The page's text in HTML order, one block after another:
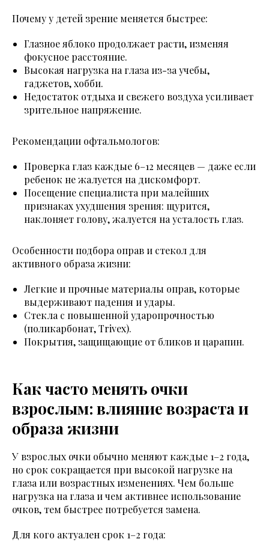
Почему у детей зрение меняется быстрее:
Глазное яблоко продолжает расти, изменяя
фокусное расстояние.
Высокая нагрузка на глаза из-за учебы,
гаджетов, хобби.
Недостаток отдыха и свежего воздуха усиливает
зрительное напряжение.
Рекомендации офтальмологов:
Проверка глаз каждые 6–12 месяцев — даже если
ребенок не жалуется на дискомфорт.
Посещение специалиста при малейших
признаках ухудшения зрения: щурится,
наклоняет голову, жалуется на усталость глаз.
Особенности подбора оправ и стекол для
активного образа жизни:
Легкие и прочные материалы оправ, которые
выдерживают падения и удары.
Стекла с повышенной ударопрочностью
(поликарбонат, Trivex).
Покрытия, защищающие от бликов и царапин.
Как часто менять очки
взрослым: влияние возраста и
образа жизни
У взрослых очки обычно меняют каждые 1–2 года,
но срок сокращается при высокой нагрузке на
глаза или возрастных изменениях. Чем больше
нагрузка на глаза и чем активнее использование
очков, тем быстрее потребуется замена.
Для кого актуален срок 1–2 года: